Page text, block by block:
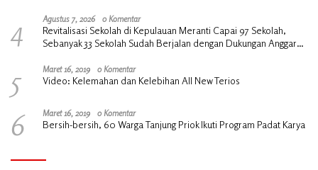
4 Agustus 7, 2026 0 Komentar
Revitalisasi Sekolah di Kepulauan Meranti Capai 97 Sekolah,
Sebanyak 33 Sekolah Sudah Berjalan dengan Dukungan Anggaran
5 Maret 16, 2019 0 Komentar
Video: Kelemahan dan Kelebihan All New Terios
6 Maret 16, 2019 0 Komentar
Bersih-bersih, 60 Warga Tanjung Priok Ikuti Program Padat Karya